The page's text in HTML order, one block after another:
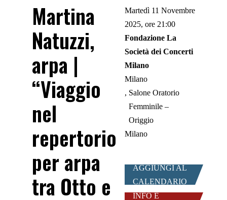
Martina
Natuzzi,
arpa |
“Viaggio
nel
repertorio
per arpa
tra Otto e
Martedì 11 Novembre
2025, ore 21:00
Fondazione La
Società dei Concerti
Milano
Milano
Salone Oratorio
Femminile –
Origgio
Milano
AGGIUNGI AL
CALENDARIO
INFO E